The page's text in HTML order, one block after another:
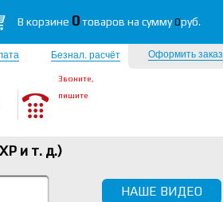
В корзине 0товаров на сумму0руб.
Оформить заказ
Безнал. расчёт
Звоните,
пишите
и т. д.)
НАШЕ ВИДЕО